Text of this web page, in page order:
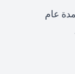
عام